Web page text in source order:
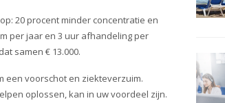
20 procent minder concentratie en
per jaar en 3 uur afhandeling per
samen € 13.000.
een voorschot en ziekteverzuim.
oplossen, kan in uw voordeel zijn.